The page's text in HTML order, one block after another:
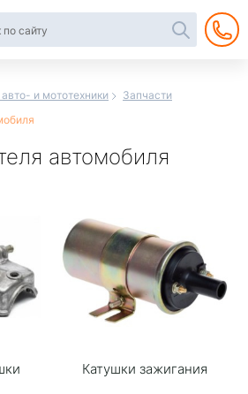
и мототехники
Запчасти
автомобиля
Катушки зажигания